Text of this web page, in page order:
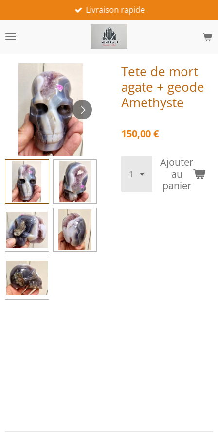
au
contenu
Livraison rapide
Tete de mort
agate + geode
Amethyste
150,00 €
Ajouter
au
panier